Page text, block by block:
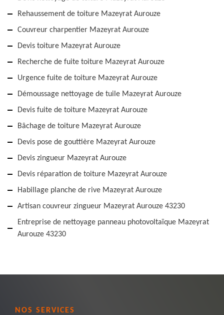
Rehaussement de toiture Mazeyrat Aurouze
Couvreur charpentier Mazeyrat Aurouze
Devis toiture Mazeyrat Aurouze
Recherche de fuite toiture Mazeyrat Aurouze
Urgence fuite de toiture Mazeyrat Aurouze
Démoussage nettoyage de tuile Mazeyrat Aurouze
Devis fuite de toiture Mazeyrat Aurouze
Bâchage de toiture Mazeyrat Aurouze
Devis pose de gouttière Mazeyrat Aurouze
Devis zingueur Mazeyrat Aurouze
Devis réparation de toiture Mazeyrat Aurouze
Habillage planche de rive Mazeyrat Aurouze
Artisan couvreur zingueur Mazeyrat Aurouze 43230
Entreprise de nettoyage panneau photovoltaïque Mazeyrat
Aurouze 43230
NOS SERVICES